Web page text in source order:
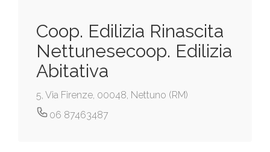
Coop. Edilizia Rinascita
Nettunesecoop. Edilizia
Abitativa
5, Via Firenze, 00048, Nettuno (RM)
06 87463487